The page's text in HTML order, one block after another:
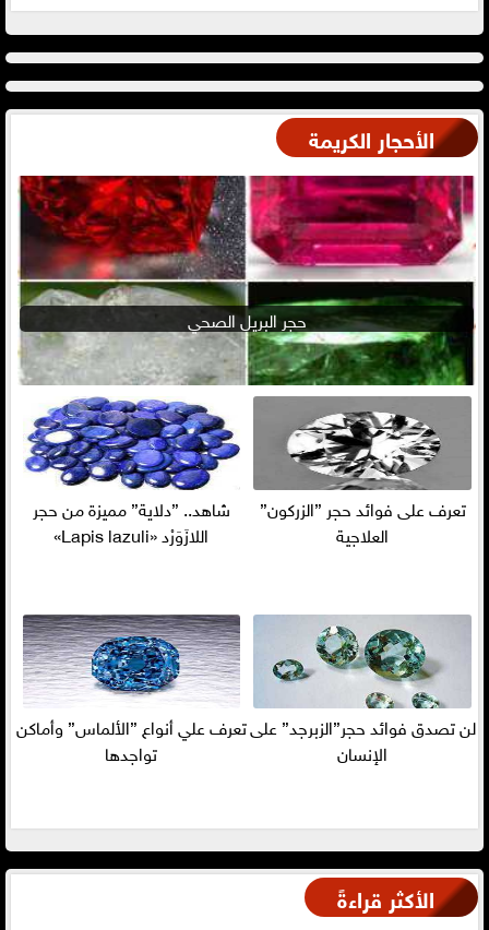
الأحجار الكريمة
حجر البريل الصحي
تعرف على فوائد حجر ”الزركون”
العلاجية
شاهد.. ”دلاية” مميزة من حجر
اللازَوَرْد «Lapis lazuli»
لن تصدق فوائد حجر”الزبرجد” على
الإنسان
تعرف علي أنواع ”الألماس” وأماكن
تواجدها
الأكثر قراءةً